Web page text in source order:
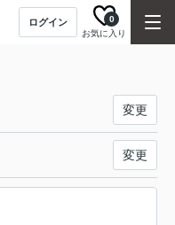
ログイン
お気に入り
0
変更
変更